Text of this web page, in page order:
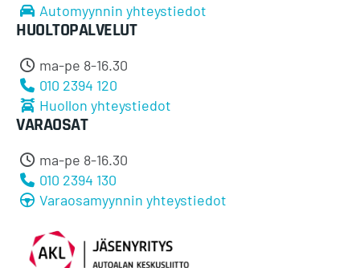
Automyynnin yhteystiedot
HUOLTOPALVELUT
ma-pe 8-16.30
010 2394 120
Huollon yhteystiedot
VARAOSAT
ma-pe 8-16.30
010 2394 130
Varaosamyynnin yhteystiedot